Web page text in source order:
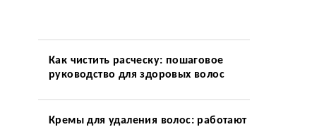
Как чистить расческу: пошаговое
руководство для здоровых волос
Кремы для удаления волос: работают